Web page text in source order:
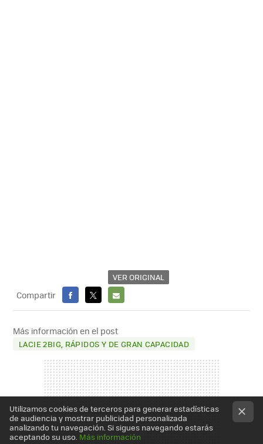
VER ORIGINAL
Compartir
FACEBOOK
X
E-
MAIL
Más información en el post
LACIE 2BIG, RÁPIDOS Y DE GRAN CAPACIDAD
Utilizamos cookies de terceros para generar estadísticas
de audiencia y mostrar publicidad personalizada
analizando tu navegación. Si sigues navegando estarás
aceptando su uso. Más información